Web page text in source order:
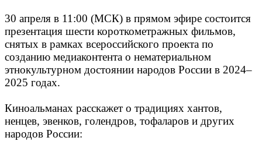
30 апреля в 11:00 (МСК) в прямом эфире состоится
презентация шести короткометражных фильмов,
снятых в рамках всероссийского проекта по
созданию медиаконтента о нематериальном
этнокультурном достоянии народов России в 2024–
2025 годах.
Киноальманах расскажет о традициях хантов,
ненцев, эвенков, голендров, тофаларов и других
народов России: